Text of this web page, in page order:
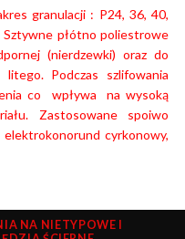
granulacji : P24, 36, 40,
Sztywne płótno poliestrowe
(nierdzewki) oraz do
Podczas szlifowania
co wpływa na wysoką
Zastosowane spoiwo
cyrkonowy,
NA NIETYPOWE I